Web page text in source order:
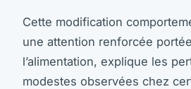
Cette modification
une attention renforcée
l’alimentation, explique les
modestes observées chez